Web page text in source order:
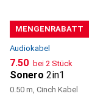
MENGENRABATT
Audiokabel
CHF
7.50 bei 2 Stück
Sonero 2in1
0.50 m, Cinch Kabel